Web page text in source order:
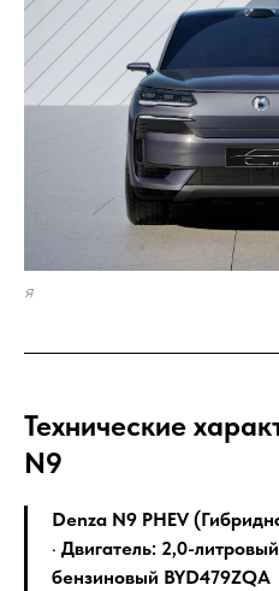
я
Технические
N9
Denza N9 PHEV
• Двигатель: 2,0-
бензиновый BYD479ZQA